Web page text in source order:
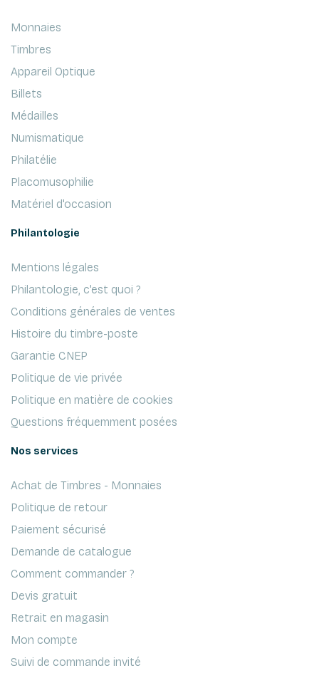
Monnaies
Timbres
Appareil Optique
Billets
Médailles
Numismatique
Philatélie
Placomusophilie
Matériel d'occasion
Philantologie
Mentions légales
Philantologie, c'est quoi ?
Conditions générales de ventes
Histoire du timbre-poste
Garantie CNEP
Politique de vie privée
Politique en matière de cookies
Questions fréquemment posées
Nos services
Achat de Timbres - Monnaies
Politique de retour
Paiement sécurisé
Demande de catalogue
Comment commander ?
Devis gratuit
Retrait en magasin
Mon compte
Suivi de commande invité